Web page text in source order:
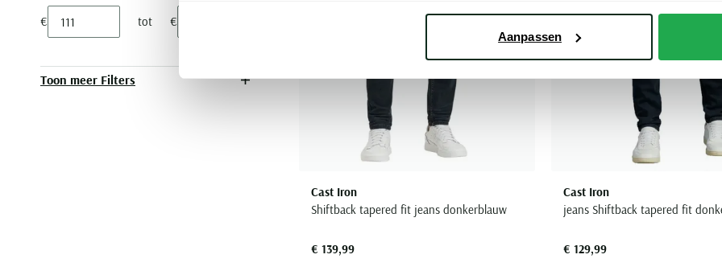
Aanpassen
Minimum value input
€ tot
Maximum value input
€
Toon meer Filters
Cast Iron
Shiftback tapered fit jeans donkerblauw
€ 139,99
Cast Iron
jeans Shiftback tapered fit
€ 129,99